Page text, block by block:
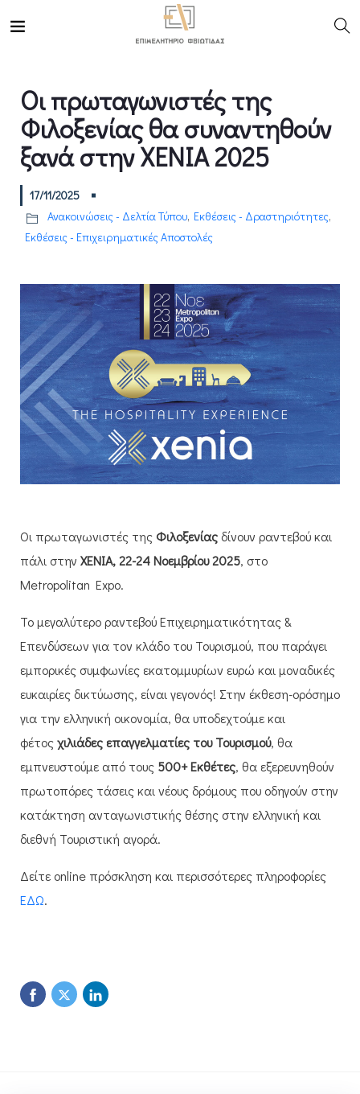
Οι πρωταγωνιστές της
Φιλοξενίας θα συναντηθούν
ξανά στην XENIA 2025
17/11/2025
Ανακοινώσεις - Δελτία Τύπου, Εκθέσεις - Δραστηριότητες,
Εκθέσεις - Επιχειρηματικές Αποστολές
Οι πρωταγωνιστές της Φιλοξενίας δίνουν ραντεβού και
πάλι στην XENIA, 22-24 Νοεμβρίου 2025, στο
Metropolitan Expo.
Το μεγαλύτερο ραντεβού Επιχειρηματικότητας &
Επενδύσεων για τον κλάδο του Τουρισμού, που παράγει
εμπορικές συμφωνίες εκατομμυρίων ευρώ και μοναδικές
ευκαιρίες δικτύωσης, είναι γεγονός! Στην έκθεση-ορόσημο
για την ελληνική οικονομία, θα υποδεχτούμε και
φέτοςχιλιάδες επαγγελματίες του Τουρισμού, θα
εμπνευστούμε από τους 500+ Εκθέτες, θα εξερευνηθούν
πρωτοπόρες τάσεις και νέους δρόμους που οδηγούν στην
κατάκτηση ανταγωνιστικής θέσης στην ελληνική και
διεθνή Τουριστική αγορά.
Δείτε online πρόσκληση και περισσότερες πληροφορίες
ΕΔΩ.